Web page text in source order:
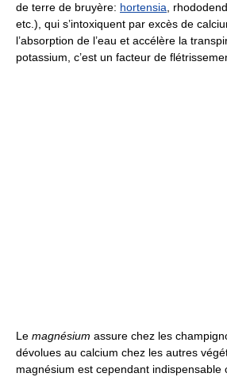
de terre de bruyère: hortensia,
etc.), qui s’intoxiquent par excès de
l’absorption de l’eau et accélère la
potassium, c’est un facteur de
Le magnésium assure chez les
dévolues au calcium chez les autres
magnésium est cependant indispensable